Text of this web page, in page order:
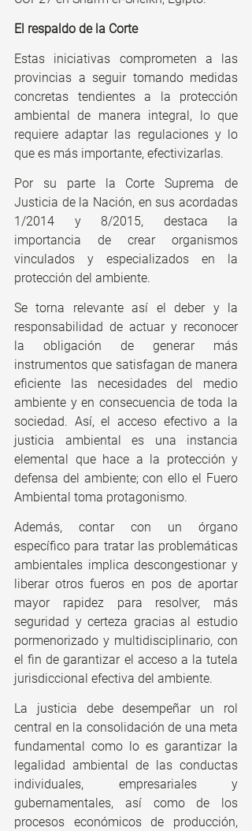
El respaldo de la Corte
Estas iniciativas comprometen a las
provincias a seguir tomando medidas
concretas tendientes a la protección
ambiental de manera integral, lo que
requiere adaptar las regulaciones y lo
que es más importante, efectivizarlas.
Por su parte la Corte Suprema de
Justicia de la Nación, en sus acordadas
1/2014 y 8/2015, destaca la
importancia de crear organismos
vinculados y especializados en la
protección del ambiente.
Se torna relevante así el deber y la
responsabilidad de actuar y reconocer
la obligación de generar más
instrumentos que satisfagan de manera
eficiente las necesidades del medio
ambiente y en consecuencia de toda la
sociedad. Así, el acceso efectivo a la
justicia ambiental es una instancia
elemental que hace a la protección y
defensa del ambiente; con ello el Fuero
Ambiental toma protagonismo.
Además, contar con un órgano
específico para tratar las problemáticas
ambientales implica descongestionar y
liberar otros fueros en pos de aportar
mayor rapidez para resolver, más
seguridad y certeza gracias al estudio
pormenorizado y multidisciplinario, con
el fin de garantizar el acceso a la tutela
jurisdiccional efectiva del ambiente.
La justicia debe desempeñar un rol
central en la consolidación de una meta
fundamental como lo es garantizar la
legalidad ambiental de las conductas
individuales, empresariales y
gubernamentales, así como de los
procesos económicos de producción,